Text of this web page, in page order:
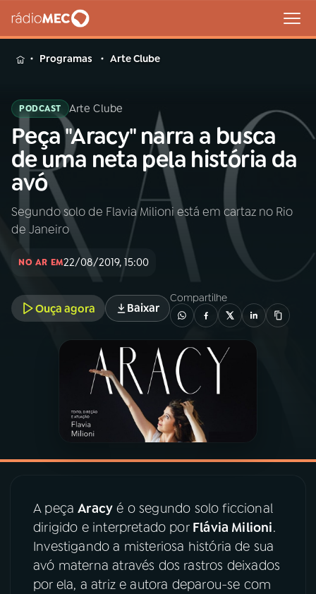
MENU
Buscar
na
Rádio
MEC
Buscar
Início AO VIVO
INÍCIO
A RÁDIO
PROGRAMAÇÃO
PROGRAMAS
07ÚLTIMAS
08 PRÊMIO RÁDIO MEC
Programas Arte Clube
PODCAST Arte Clube
Peça "Aracy" narra a busca
de uma neta pela história da
avó
Segundo solo de Flavia Milioni está em cartaz no Rio
de Janeiro
NO AR EM22/08/2019, 15:00
Ouça agora Baixar
Compartilhe
A peçaAracy é o segundo solo ficcional
dirigido e interpretado por Flávia Milioni.
Investigando a misteriosa história de sua
avó materna através dos rastros deixados
por ela, a atriz e autora deparou-se com